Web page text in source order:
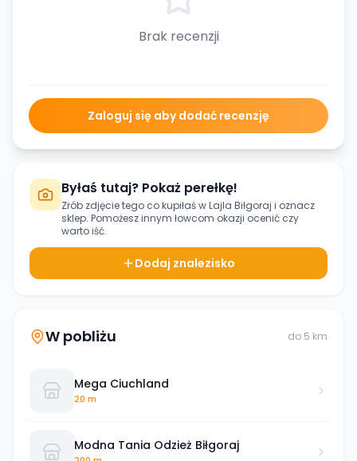
Brak recenzji
Zaloguj się aby dodać recenzję
Byłaś tutaj? Pokaż perełkę!
Zrób zdjęcie tego co kupiłaś wLajla Biłgoraj i oznacz
sklep. Pomożesz innym łowcom okazji ocenić czy
warto iść.
Dodaj znalezisko
W pobliżu do 5 km
Mega Ciuchland
20 m
Modna Tania Odzież Biłgoraj